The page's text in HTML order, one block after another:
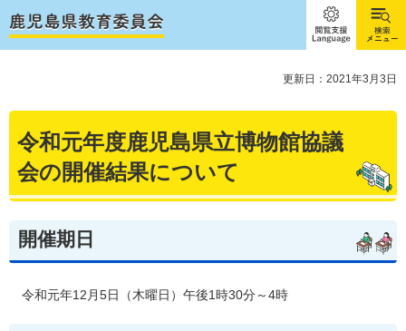
閲覧支
援
Language
検索メ
ニュー
更新日：2021年3月3日
令和元年度鹿児島県立博物館協議
会の開催結果について
開催期日
令和元年12月5日（木曜日）午後1時30分～4時